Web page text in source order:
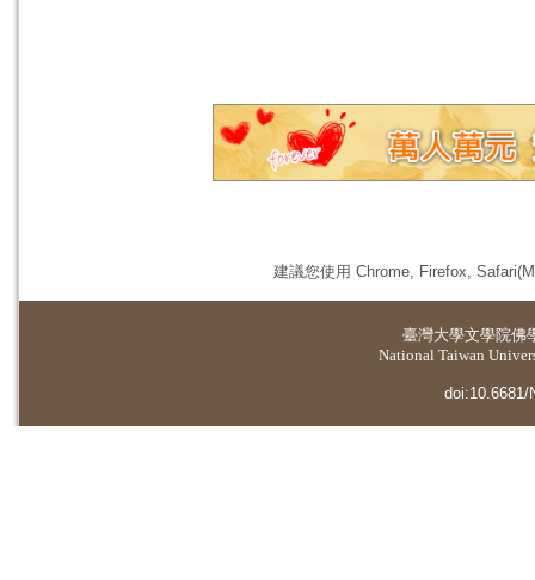
建議您使用 Chrome, Firefox,
臺灣大學文學院佛
National Taiwan
doi:10.6681/